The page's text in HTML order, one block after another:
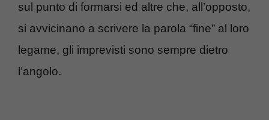
sul punto di formarsi ed altre che, all’opposto,
si avvicinano a scrivere la parola “fine” al loro
legame, gli imprevisti sono sempre dietro
l’angolo.